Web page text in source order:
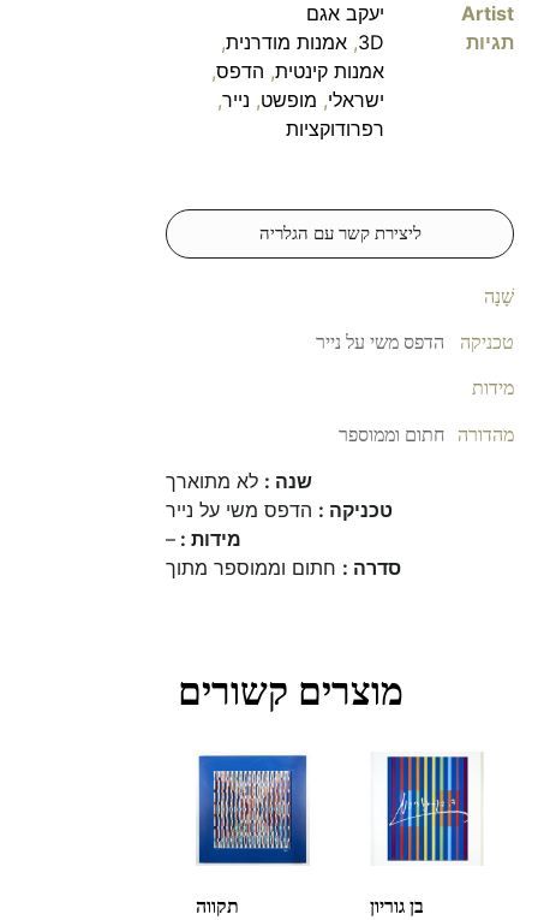
Artist
יעקב אגם
תגיות
3D
, אמנות מודרנית,
אמנות קינטית, הדפס,
ישראלי, מופשט, נייר,
רפרודוקציות
ליצירת קשר עם הגלריה
שָׁנָה
טכניקה
הדפס משי על נייר
מידות
מהדורה חתום וממוספר
שנה : לא מתוארך
טכניקה : הדפס משי על נייר
מידות : –
סדרה : חתום וממוספר מתוך
מוצרים קשורים
בן גוריון תקווה